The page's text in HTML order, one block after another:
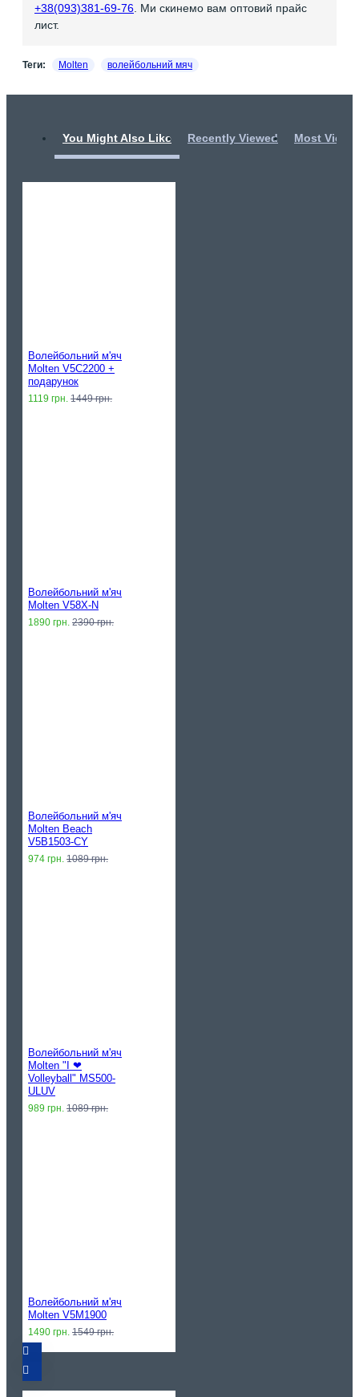
+38(093)381-69-76. Ми скинемо вам оптовий прайс
лист.
Теги: Molten волейбольний мяч
You Might Also Like Recently Viewed Most
Волейбольний м'яч
Molten V5C2200 +
подарунок
1119 грн. 1449 грн.
Волейбольний м'яч
Molten V58X-N
1890 грн. 2390 грн.
Волейбольний м'яч
Molten Beach
V5B1503-CY
974 грн. 1089 грн.
Волейбольний м'яч
Molten "I ❤︎
Volleyball" MS500-
ULUV
989 грн. 1089 грн.
Волейбольний м'яч
Molten V5M1900
1490 грн. 1549 грн.